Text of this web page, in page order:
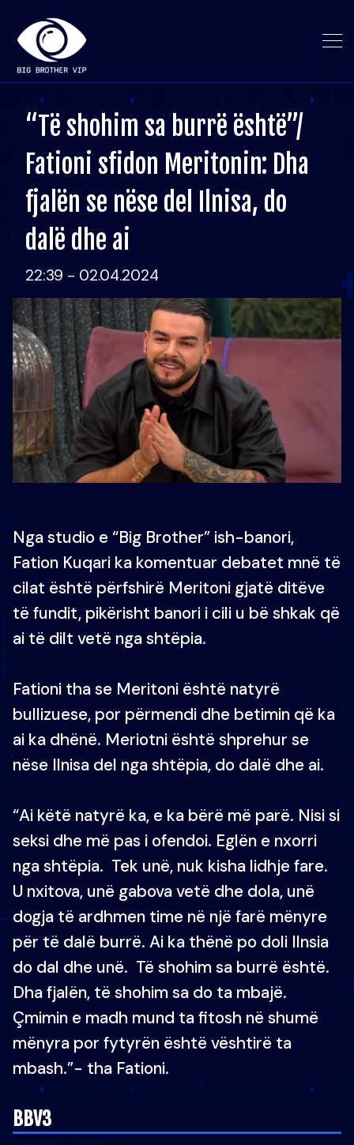
“Të shohim sa burrë është”/
Fationi sfidon Meritonin: Dha
fjalën se nëse del Ilnisa, do
dalë dhe ai
22:39 - 02.04.2024
Nga studio e “Big Brother” ish-banori,
Fation Kuqari ka komentuar debatet mnë të
cilat është përfshirë Meritoni gjatë ditëve
të fundit, pikërisht banori i cili u bë shkak që
ai të dilt vetë nga shtëpia.
Fationi tha se Meritoni është natyrë
bullizuese, por përmendi dhe betimin që ka
ai ka dhënë. Meriotni është shprehur se
nëse Ilnisa del nga shtëpia, do dalë dhe ai.
“Ai këtë natyrë ka, e ka bërë më parë. Nisi si
seksi dhe më pas i ofendoi. Eglën e nxorri
nga shtëpia. Tek unë, nuk kisha lidhje fare.
U nxitova, unë gabova vetë dhe dola, unë
dogja të ardhmen time në një farë mënyre
për të dalë burrë. Ai ka thënë po doli Ilnsia
do dal dhe unë. Të shohim sa burrë është.
Dha fjalën, të shohim sa do ta mbajë.
Çmimin e madh mund ta fitosh në shumë
mënyra por fytyrën është vështirë ta
mbash.”- tha Fationi.
BBV3